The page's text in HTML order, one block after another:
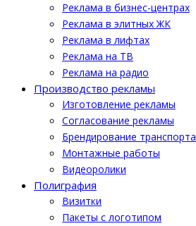
Реклама в бизнес-центрах
Реклама в элитных ЖК
Реклама в лифтах
Реклама на ТВ
Реклама на радио
Производство рекламы
Изготовление рекламы
Cогласование рекламы
Брендирование транспорта
Монтажные работы
Видеоролики
Полиграфия
Визитки
Пакеты с логотипом